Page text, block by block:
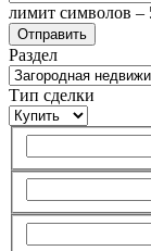
лимит символов –
Раздел
Тип сделки